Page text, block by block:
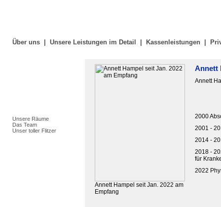
Über uns Unsere Leistungen im Detail Kassenleistungen
Unsere Räume
Das Team
Unser toller Flitzer
Annett Hampel seit Jan. 2022 am
Empfang
Annett
Annett
2000
2001 -
2014 -
2018 -
für
2022